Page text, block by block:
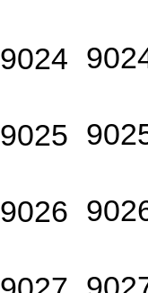
9024
9025
9026